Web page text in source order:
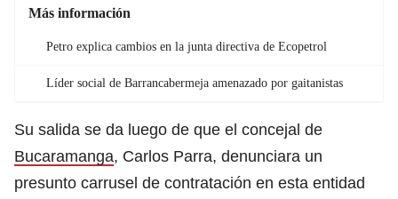
Más información
Petro explica cambios en la junta directiva de Ecopetrol
Líder social de Barrancabermeja amenazado por gaitanistas
Su salida se da luego de que el concejal de
Bucaramanga, Carlos Parra, denunciara un
presunto carrusel de contratación en esta entidad